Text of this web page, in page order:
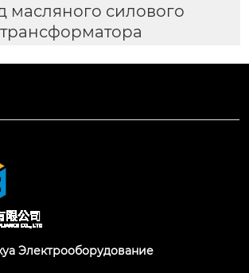
масляного силового
трансформатора
Электрооборудование